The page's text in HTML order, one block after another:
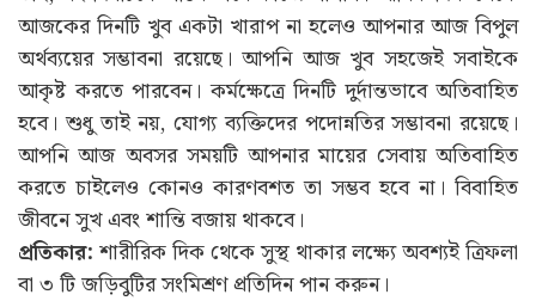
আজকের দিনটি খুব একটা খারাপ না হলেও আপনার আজ বিপুল
অর্থব্যয়ের সম্ভাবনা রয়েছে। আপনি আজ খুব সহজেই সবাইকে
আকৃষ্ট করতে পারবেন। কর্মক্ষেত্রে দিনটি দুর্দান্তভাবে অতিবাহিত
হবে। শুধু তাই নয়, যোগ্য ব্যক্তিদের পদোন্নতির সম্ভাবনা রয়েছে।
আপনি আজ অবসর সময়টি আপনার মায়ের সেবায় অতিবাহিত
করতে চাইলেও কোনও কারণবশত তা সম্ভব হবে না। বিবাহিত
জীবনে সুখ এবং শান্তি বজায় থাকবে।
প্রতিকার: শারীরিক দিক থেকে সুস্থ থাকার লক্ষ্যে অবশ্যই ত্রিফলা
বা ৩ টি জড়িবুটির সংমিশ্রণ প্রতিদিন পান করুন।